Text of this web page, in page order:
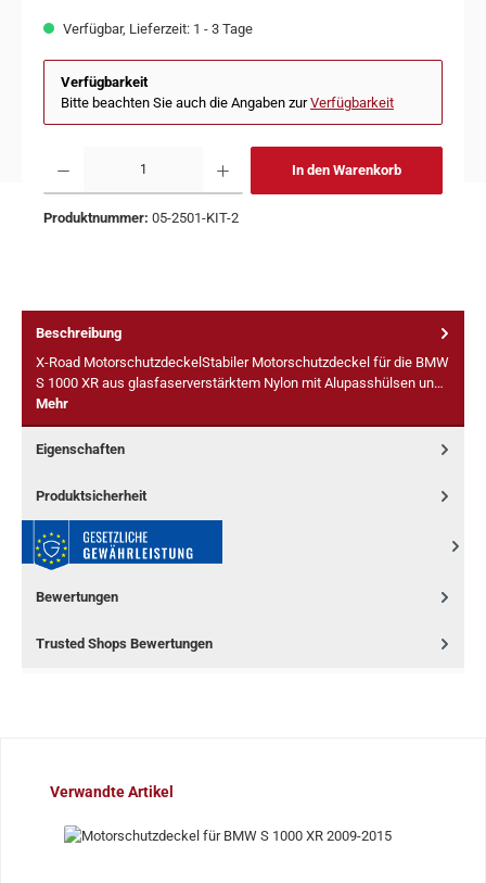
Verfügbar, Lieferzeit: 1 - 3 Tage
Verfügbarkeit
Bitte beachten Sie auch die Angaben zurVerfügbarkeit
In den Warenkorb
Produktnummer: 05-2501-KIT-2
Beschreibung
X-Road MotorschutzdeckelStabiler Motorschutzdeckel für die BMW
S 1000 XR aus glasfaserverstärktem Nylon mit Alupasshülsen un…
Mehr
Eigenschaften
Produktsicherheit
Bewertungen
Trusted Shops Bewertungen
Produktgalerie überspringen
Verwandte Artikel